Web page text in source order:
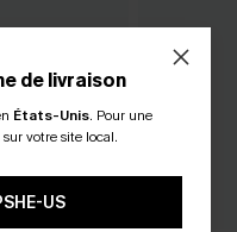
de livraison
États-Unis. Pour une
votre site local.
US